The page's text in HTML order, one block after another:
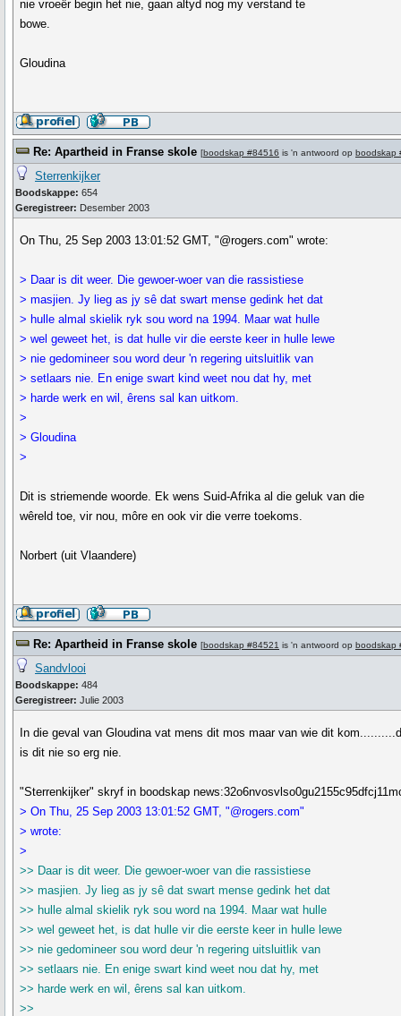
nie vroeër begin het nie, gaan altyd nog my verstand te
bowe.
Gloudina
Re: Apartheid in Franse skole [boodskap #84516 is 'n antwoord op boodskap
Sterrenkijker
Boodskappe: 654
Geregistreer: Desember 2003
On Thu, 25 Sep 2003 13:01:52 GMT, "@rogers.com" wrote:
> Daar is dit weer. Die gewoer-woer van die rassistiese
> masjien. Jy lieg as jy sê dat swart mense gedink het dat
> hulle almal skielik ryk sou word na 1994. Maar wat hulle
> wel geweet het, is dat hulle vir die eerste keer in hulle lewe
> nie gedomineer sou word deur 'n regering uitsluitlik van
> setlaars nie. En enige swart kind weet nou dat hy, met
> harde werk en wil, êrens sal kan uitkom.
>
> Gloudina
>
Dit is striemende woorde. Ek wens Suid-Afrika al die geluk van die
wêreld toe, vir nou, môre en ook vir die verre toekoms.
Norbert (uit Vlaandere)
Re: Apartheid in Franse skole [boodskap #84521 is 'n antwoord op boodskap
Sandvlooi
Boodskappe: 484
Geregistreer: Julie 2003
In die geval van Gloudina vat mens dit mos maar van wie dit
is dit nie so erg nie.
"Sterrenkijker" skryf in boodskap
> On Thu, 25 Sep 2003 13:01:52 GMT, "@rogers.com"
> wrote:
>
>> Daar is dit weer. Die gewoer-woer van die rassistiese
>> masjien. Jy lieg as jy sê dat swart mense gedink het dat
>> hulle almal skielik ryk sou word na 1994. Maar wat hulle
>> wel geweet het, is dat hulle vir die eerste keer in hulle lewe
>> nie gedomineer sou word deur 'n regering uitsluitlik van
>> setlaars nie. En enige swart kind weet nou dat hy, met
>> harde werk en wil, êrens sal kan uitkom.
>>